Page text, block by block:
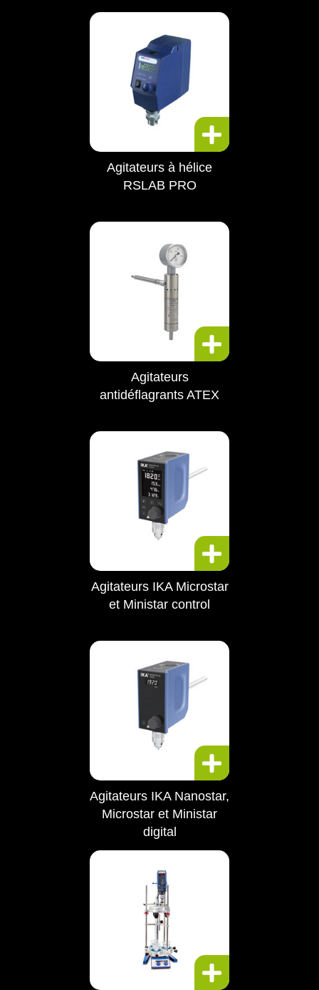
Agitateurs à hélice
RSLAB PRO
Agitateurs
antidéflagrants ATEX
Agitateurs IKA Microstar
et Ministar control
Agitateurs IKA Nanostar,
Microstar et Ministar
digital